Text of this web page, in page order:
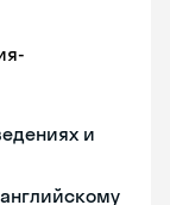
и
английскому